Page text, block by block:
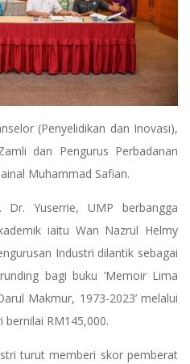
(Penyelidikan dan Inovasi),
dan Pengurus Perbadanan
Muhammad Safian.
Yuserrie, UMP berbangga
iaitu Wan Nazrul Helmy
Industri dilantik sebagai
bagi buku ‘Memoir Lima
Makmur, 1973-2023’ melalui
RM145,000.
turut memberi skor pemberat